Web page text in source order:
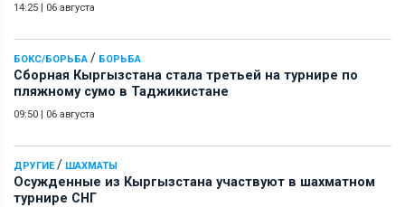
14:25 | 06 августа
БОКС/БОРЬБА / БОРЬБА
Сборная Кыргызстана стала третьей на турнире по
пляжному сумо в Таджикистане
09:50 | 06 августа
ДРУГИЕ/ ШАХМАТЫ
Осужденные из Кыргызстана участвуют в шахматном
турнире СНГ